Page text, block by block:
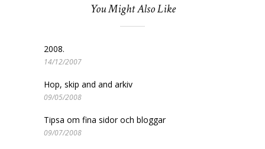
You Might Also Like
2008.
14/12/2007
Hop, skip and and arkiv
09/05/2008
Tipsa om fina sidor och bloggar
09/07/2008